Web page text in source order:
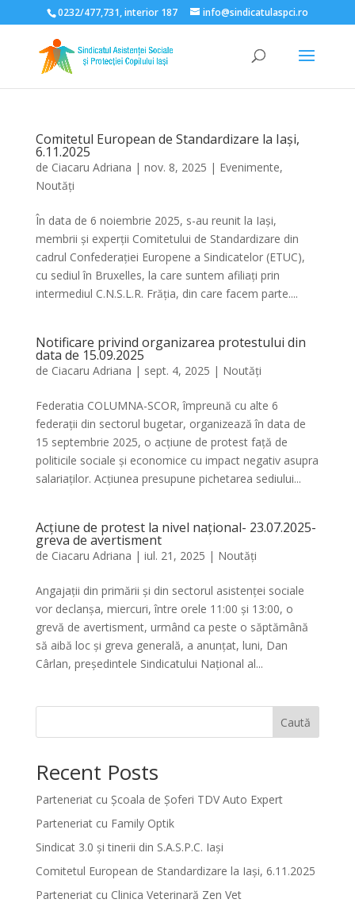
Deschide bara de unelte
0232/477,731, interior 187 info@sindicatulaspci.ro
Comitetul European de Standardizare la Iași,
6.11.2025
de Ciacaru Adriana | nov. 8, 2025 | Evenimente,
Noutăți
În data de 6 noiembrie 2025, s-au reunit la Iași,
membrii și experții Comitetului de Standardizare din
cadrul Confederației Europene a Sindicatelor (ETUC),
cu sediul în Bruxelles, la care suntem afiliați prin
intermediul C.N.S.L.R. Frăția, din care facem parte....
Notificare privind organizarea protestului din
data de 15.09.2025
de Ciacaru Adriana | sept. 4, 2025 | Noutăți
Federatia COLUMNA-SCOR, împreună cu alte 6
federații din sectorul bugetar, organizează în data de
15 septembrie 2025, o acțiune de protest față de
politicile sociale și economice cu impact negativ asupra
salariaților. Acțiunea presupune pichetarea sediului...
Acțiune de protest la nivel național- 23.07.2025-
greva de avertisment
de Ciacaru Adriana | iul. 21, 2025 | Noutăți
Angajații din primării și din sectorul asistenței sociale
vor declanșa, miercuri, între orele 11:00 și 13:00, o
grevă de avertisment, urmând ca peste o săptămână
să aibă loc și greva generală, a anunțat, luni, Dan
Cârlan, președintele Sindicatului Național al...
Caută
Recent Posts
Parteneriat cu Școala de Șoferi TDV Auto Expert
Parteneriat cu Family Optik
Sindicat 3.0 și tinerii din S.A.S.P.C. Iași
Comitetul European de Standardizare la Iași, 6.11.2025
Parteneriat cu Clinica Veterinară Zen Vet